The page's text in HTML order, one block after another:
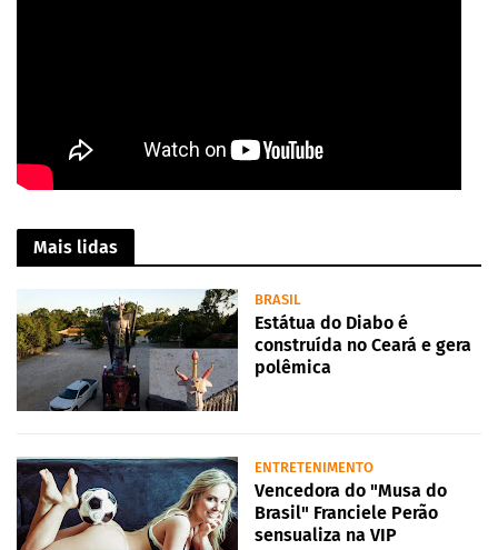
Mais lidas
BRASIL
Estátua do Diabo é
construída no Ceará e gera
polêmica
ENTRETENIMENTO
Vencedora do "Musa do
Brasil" Franciele Perão
sensualiza na VIP